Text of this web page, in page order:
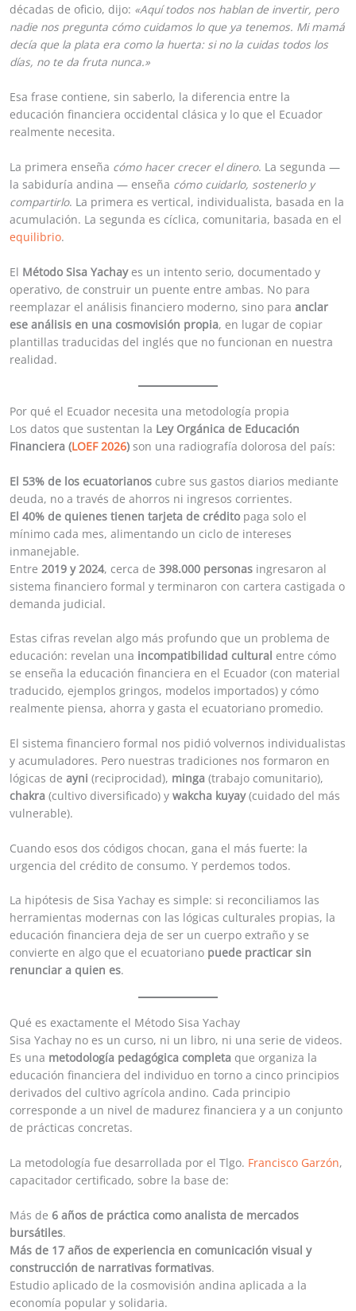
décadas de oficio, dijo: «Aquí todos nos hablan de invertir, pero
nadie nos pregunta cómo cuidamos lo que ya tenemos. Mi mamá
decía que la plata era como la huerta: si no la cuidas todos los
días, no te da fruta nunca.»
Esa frase contiene, sin saberlo, la diferencia entre la
educación financiera occidental clásica y lo que el Ecuador
realmente necesita.
La primera enseña cómo hacer crecer el dinero. La segunda —
la sabiduría andina — enseña cómo cuidarlo, sostenerlo y
compartirlo. La primera es vertical, individualista, basada en la
acumulación. La segunda es cíclica, comunitaria, basada en el
equilibrio.
El Método Sisa Yachayes un intento serio, documentado y
operativo, de construir un puente entre ambas. No para
reemplazar el análisis financiero moderno, sino paraanclar
ese análisis en una cosmovisión propia, en lugar de copiar
plantillas traducidas del inglés que no funcionan en nuestra
realidad.
Por qué el Ecuador necesita una metodología propia
Los datos que sustentan la Ley Orgánica de Educación
Financiera (LOEF 2026) son una radiografía dolorosa del país:
El 53% de los ecuatorianos cubre sus gastos diarios mediante
deuda, no a través de ahorros ni ingresos corrientes.
El 40% de quienes tienen tarjeta de créditopaga solo el
mínimo cada mes, alimentando un ciclo de intereses
inmanejable.
Entre2019 y 2024, cerca de398.000 personas ingresaron al
sistema financiero formal y terminaron con cartera castigada o
demanda judicial.
Estas cifras revelan algo más profundo que un problema de
educación: revelan una incompatibilidad cultural entre cómo
se enseña la educación financiera en el Ecuador (con material
traducido, ejemplos gringos, modelos importados) y cómo
realmente piensa, ahorra y gasta el ecuatoriano promedio.
El sistema financiero formal nos pidió volvernos individualistas
y acumuladores. Pero nuestras tradiciones nos formaron en
lógicas deayni (reciprocidad), minga (trabajo comunitario),
chakra (cultivo diversificado) ywakcha kuyay(cuidado del más
vulnerable).
Cuando esos dos códigos chocan, gana el más fuerte: la
urgencia del crédito de consumo. Y perdemos todos.
La hipótesis de Sisa Yachay es simple: si reconciliamos las
herramientas modernas con las lógicas culturales propias, la
educación financiera deja de ser un cuerpo extraño y se
convierte en algo que el ecuatoriano puede practicar sin
renunciar a quien es.
Qué es exactamente el Método Sisa Yachay
Sisa Yachay no es un curso, ni un libro, ni una serie de videos.
Es una metodología pedagógica completa que organiza la
educación financiera del individuo en torno a cinco principios
derivados del cultivo agrícola andino. Cada principio
corresponde a un nivel de madurez financiera y a un conjunto
de prácticas concretas.
La metodología fue desarrollada por el Tlgo. Francisco Garzón,
capacitador certificado, sobre la base de:
Más de 6 años de práctica como analista de mercados
bursátiles.
Más de 17 años de experiencia en comunicación visual y
construcción de narrativas formativas.
Estudio aplicado de la cosmovisión andina aplicada a la
economía popular y solidaria.